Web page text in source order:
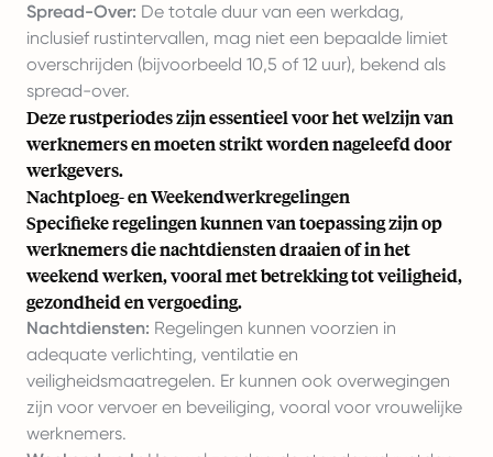
Spread-Over: De totale duur van een werkdag,
inclusief rustintervallen, mag niet een bepaalde limiet
overschrijden (bijvoorbeeld 10,5 of 12 uur), bekend als
spread-over.
Deze rustperiodes zijn essentieel voor het welzijn van
werknemers en moeten strikt worden nageleefd door
werkgevers.
Nachtploeg- en Weekendwerkregelingen
Specifieke regelingen kunnen van toepassing zijn op
werknemers die nachtdiensten draaien of in het
weekend werken, vooral met betrekking tot veiligheid,
gezondheid en vergoeding.
Nachtdiensten: Regelingen kunnen voorzien in
adequate verlichting, ventilatie en
veiligheidsmaatregelen. Er kunnen ook overwegingen
zijn voor vervoer en beveiliging, vooral voor vrouwelijke
werknemers.